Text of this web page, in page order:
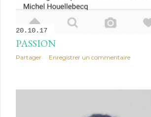
20.10.17
PASSION
Partager Enregistrer un commentaire